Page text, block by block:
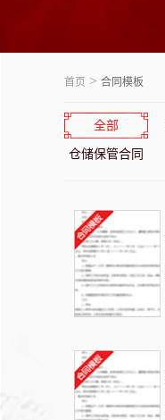
首页 > 合同模板
全部
仓储保管合同